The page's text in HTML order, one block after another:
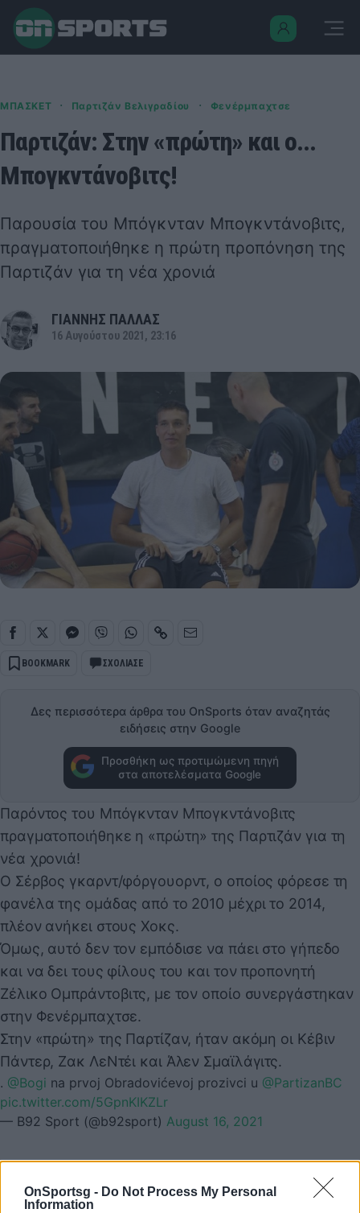
OnSportsg - Do Not Process My Personal
Information
ΜΠΑΣΚΕΤ · Παρτιζάν Βελιγραδίου · Φενέρμπαχτσε
Παρτιζάν: Στην «πρώτη» και ο...
Μπογκντάνοβιτς!
Παρουσία του Μπόγκνταν Μπογκντάνοβιτς,
πραγματοποιήθηκε η πρώτη προπόνηση της
Παρτιζάν για τη νέα χρονιά
ΓΙΑΝΝΗΣ ΠΑΛΛΑΣ
16 Αυγούστου 2021, 23:16
BOOKMARK ΣΧΟΛΙΑΣΕ
Δες περισσότερα άρθρα του OnSports όταν αναζητάς
ειδήσεις στην Google
Προσθήκη ως προτιμώμενη πηγή
στα αποτελέσματα Google
Παρόντος του Μπόγκνταν Μπογκντάνοβιτς
πραγματοποιήθηκε η «πρώτη» της Παρτιζάν για τη
νέα χρονιά!
Ο Σέρβος γκαρντ/φόργουορντ, ο οποίος φόρεσε τη
φανέλα της ομάδας από το 2010 μέχρι το 2014,
πλέον ανήκει στους Χοκς.
Όμως, αυτό δεν τον εμπόδισε να πάει στο γήπεδο
και να δει τους φίλους του και τον προπονητή
Ζέλικο Ομπράντοβιτς, με τον οποίο συνεργάστηκαν
στην Φενέρμπαχτσε.
Στην «πρώτη» της Παρτίζαν, ήταν ακόμη οι Κέβιν
Πάντερ, Ζακ ΛεΝτέι και Άλεν Σμαϊλάγιτς.
. @Bogi na prvoj Obradovićevoj prozivci u @PartizanBC
pic.twitter.com/5GpnKIKZLr
— B92 Sport (@b92sport) August 16, 2021
Παιχνίδι από παντού στη Novibet με το
νέο Mobile App